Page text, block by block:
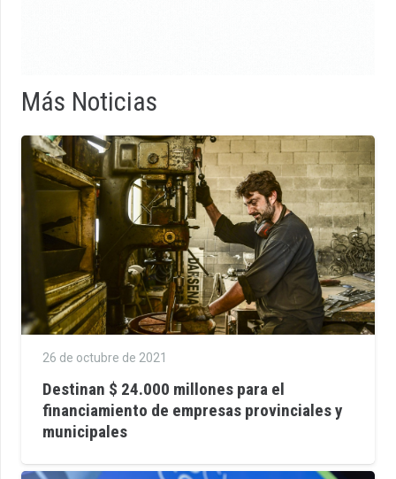
Más Noticias
26 de octubre de 2021
Destinan $ 24.000 millones para el
financiamiento de empresas provinciales y
municipales